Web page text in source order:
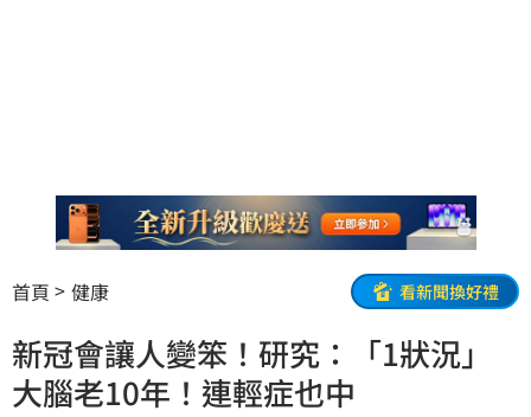
首頁 健康 看新聞換好禮
新冠會讓人變笨！研究：「1狀況」
大腦老10年！連輕症也中